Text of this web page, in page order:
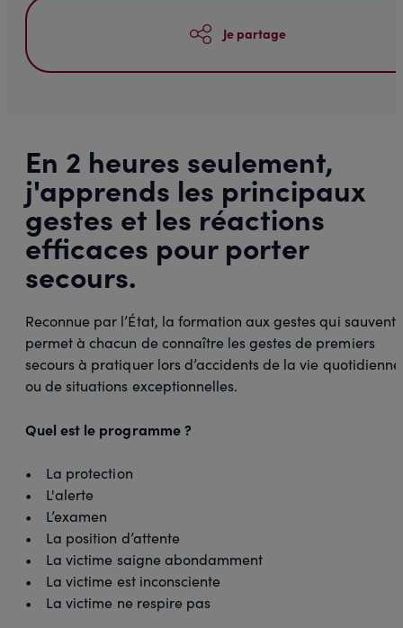
Je partage
En 2 heures seulement,
j'apprends les principaux
gestes et les réactions
efficaces pour porter
secours.
Reconnue par l’État, la formation aux gestes qui sauvent
permet à chacun de connaître les gestes de premiers
secours à pratiquer lors d’accidents de la vie quotidienne
ou de situations exceptionnelles.
Quel est le programme ?
• La protection
• L'alerte
• L’examen
• La position d’attente
• La victime saigne abondamment
• La victime est inconsciente
• La victime ne respire pas